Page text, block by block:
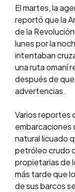
El martes, la
reportó que la
de la
lunes por la
intentaban
una ruta omaní
después de
advertencias.
Varios reportes
embarcaciones
natural licuado
petróleo crudo
propietarias de
más tarde que
de sus barcos